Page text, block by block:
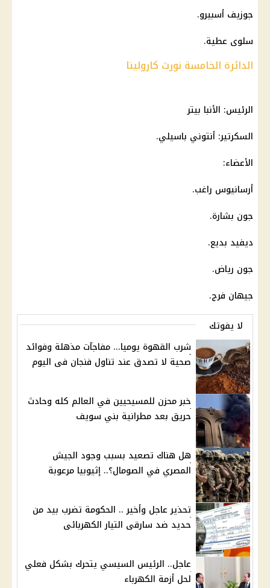
جوزيف أسبيرو.
سلوى عطية.
الدائرة الخامسة نورث كارولينا
الرئيس: الأنبا بيتر
السكرتير: أنتوني باسيلي.
الأعضاء:
أرسانيوس راغب.
جون بشارة.
ديفيد بديع.
جون رياض.
جيهان فرج.
لا يفوتك
شرب القهوة يوميا... مفاجآت مذهلة وفوائد
صحية لا تصدق عند تناول فنجان فى اليوم
خبر محزن للمسيحيين في العالم كله وحادث
حريق بعد مطرانية بني سويف
هل هناك تصعيد بسبب وجود الجيش
المصري في الصومال؟.. إثيوبيا مرعوبة
تحذير عاجل وأخير .. الحكومة تضرب بيد من
حديد ضد سارقى التيار الكهربائى
عاجل.. الرئيس السيسي يتحرك بشكل فعلي
لحل أزمة الكهرباء